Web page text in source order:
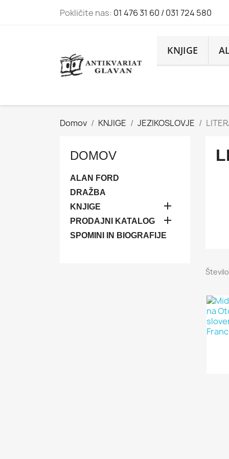
Pokličite nas: 01 476 31 60 / 031 724 580
KNJIGE
Domov KNJIGE JEZIKOSLOVJE
DOMOV
ALAN FORD
DRAŽBA
KNJIGE

PRODAJNI KATALOG 
SPOMINI IN BIOGRAFIJE